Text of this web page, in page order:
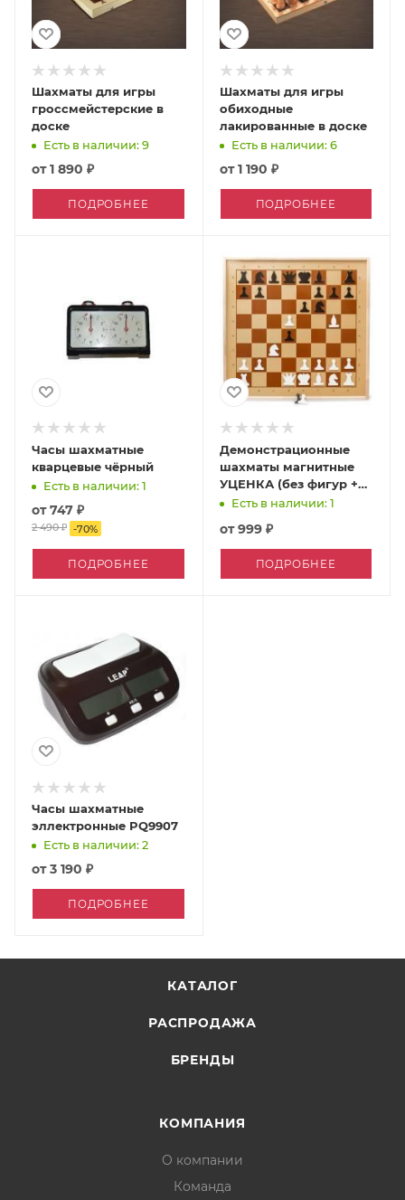
Шахматы для игры
гроссмейстерские в
доске
Есть в наличии: 9
от1 890 ₽
ПОДРОБНЕЕ
Шахматы для игры
обиходные
лакированные в доске
Есть в наличии: 6
от1 190 ₽
ПОДРОБНЕЕ
Часы шахматные
кварцевые чёрный
Есть в наличии: 1
от747 ₽
2 490 ₽ -70%
ПОДРОБНЕЕ
Демонстрационные
шахматы магнитные
УЦЕНКА (без фигур +
небольшой дефект)
Есть в наличии: 1
от999 ₽
ПОДРОБНЕЕ
Часы шахматные
эллектронные PQ9907
Есть в наличии: 2
от3 190 ₽
ПОДРОБНЕЕ
КАТАЛОГ
РАСПРОДАЖА
БРЕНДЫ
КОМПАНИЯ
О компании
Команда